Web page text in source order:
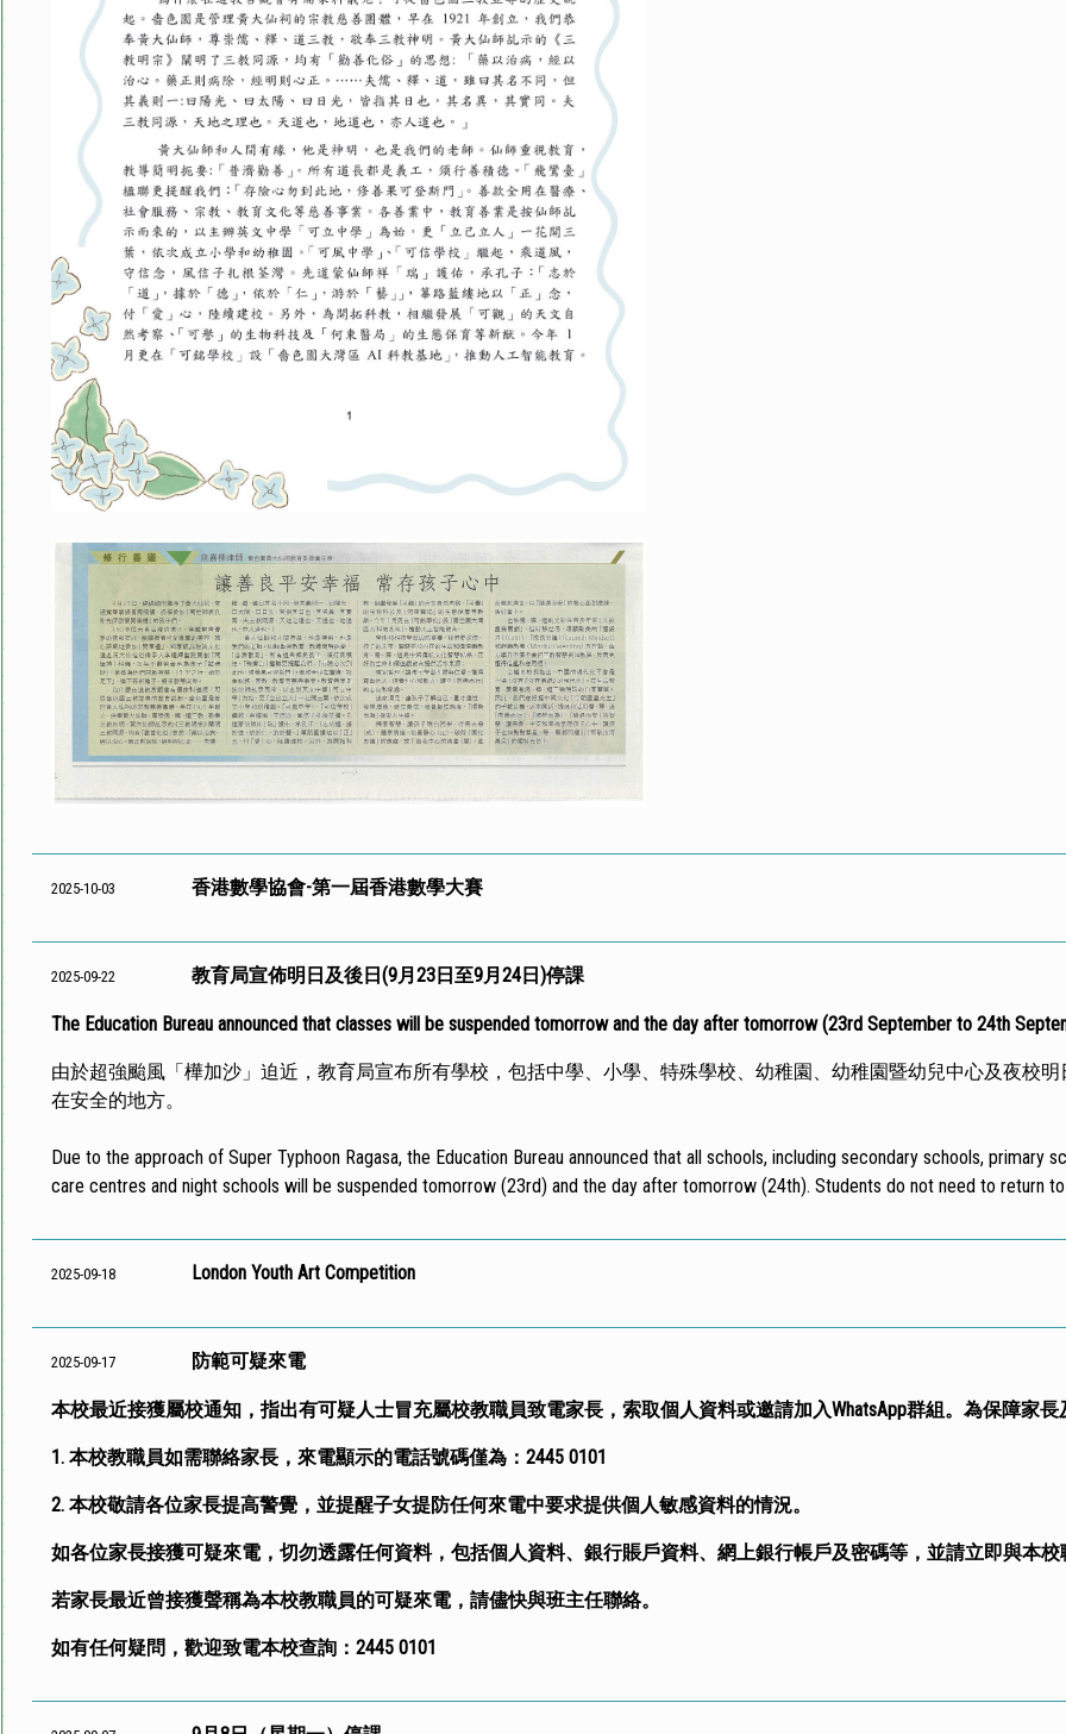
2025-10-03 香港數學協會-第一屆香港數學大賽
2025-09-22 教育局宣佈明日及後日(9月23日至9月24日)停課
The Education Bureau announced that classes will be suspended tomorrow and the day after tomorrow (23rd September to 24th
由於超強颱風「樺加沙」迫近，教育局宣布所有學校，包括中學、小學、特殊學校、幼稚園、幼稚園暨幼兒中心及夜校
在安全的地方。
Due to the approach of Super Typhoon Ragasa, the Education Bureau announced that all schools, including secondary schools, primary
care centres and night schools will be suspended tomorrow (23rd) and the day after tomorrow (24th). Students do not need to return
2025-09-18 London Youth Art Competition
2025-09-17 防範可疑來電
本校最近接獲屬校通知，指出有可疑人士冒充屬校教職員致電家長，索取個人資料或邀請加入WhatsApp群組。為保障家
1. 本校教職員如需聯絡家長，來電顯示的電話號碼僅為：2445 0101
2. 本校敬請各位家長提高警覺，並提醒子女提防任何來電中要求提供個人敏感資料的情況。
如各位家長接獲可疑來電，切勿透露任何資料，包括個人資料、銀行賬戶資料、網上銀行帳戶及密碼等，並請立即與本
若家長最近曾接獲聲稱為本校教職員的可疑來電，請儘快與班主任聯絡。
如有任何疑問，歡迎致電本校查詢：2445 0101